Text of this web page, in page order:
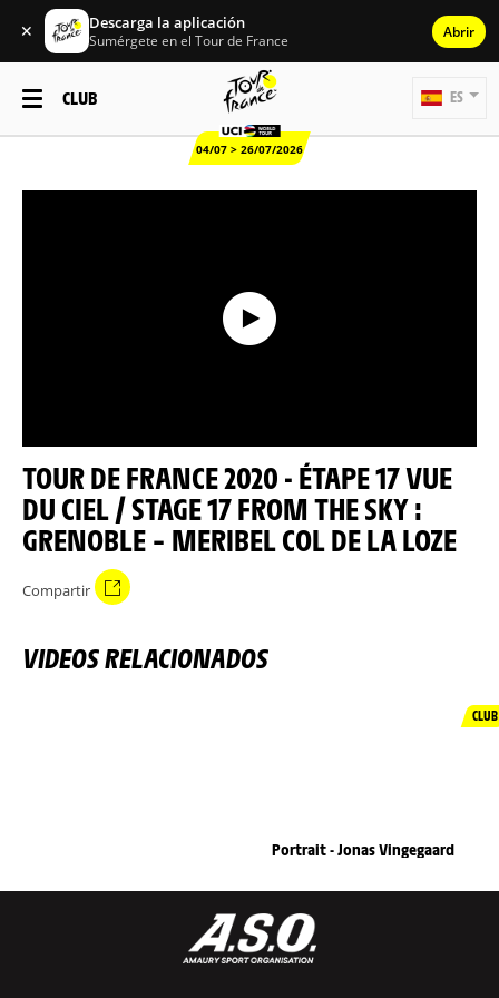
✕ Descarga la aplicación
Sumérgete en el Tour de France Abrir
CLUB
04/07 > 26/07/2026
ES
TOUR DE FRANCE 2020 - ÉTAPE 17 VUE
DU CIEL / STAGE 17 FROM THE SKY :
GRENOBLE – MERIBEL COL DE LA LOZE
Compartir
VIDEOS RELACIONADOS
CLUB
Portrait - Jonas Vingegaard